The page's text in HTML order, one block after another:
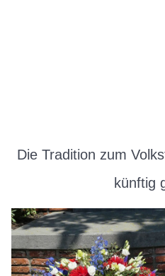
Die Tradition zum
künftig